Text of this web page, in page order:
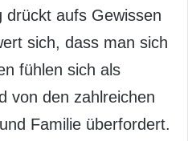
drückt aufs Gewissen
sich, dass man sich
fühlen sich als
von den zahlreichen
Familie überfordert.